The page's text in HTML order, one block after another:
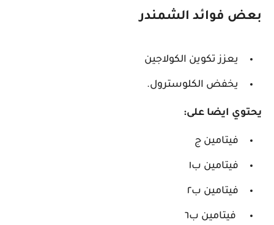
بعض فوائد الشمندر
يعزز تكوين الكولاجين
يخفض الكلوسترول.
يحتوي ايضا على:
فيتامين ج
فيتامين ب١
فيتامين ب٢
فيتامين ب٦